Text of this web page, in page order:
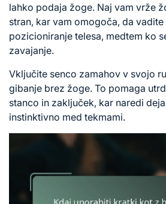
lahko podaja žoge. Naj vam vrže
stran, kar vam omogoča, da
pozicioniranje telesa, medtem ko
zavajanje.
Vključite senco zamahov v svojo
gibanje brez žoge. To pomaga
stanco in zaključek, kar naredi
instinktivno med tekmami.